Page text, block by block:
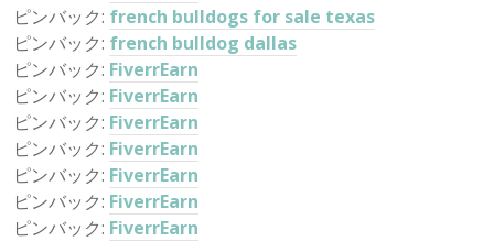
ピンバック: french bulldogs for sale texas
ピンバック: french bulldog dallas
ピンバック: FiverrEarn
ピンバック: FiverrEarn
ピンバック: FiverrEarn
ピンバック: FiverrEarn
ピンバック: FiverrEarn
ピンバック: FiverrEarn
ピンバック: FiverrEarn